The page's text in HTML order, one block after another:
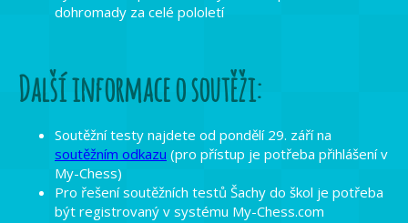
dohromady za celé pololetí
Další informace o soutěži:
Soutěžní testy najdete od pondělí 29. září na
soutěžním odkazu (pro přístup je potřeba přihlášení v
My-Chess)
Pro řešení soutěžních testů Šachy do škol je potřeba
být registrovaný v systému My-Chess.com